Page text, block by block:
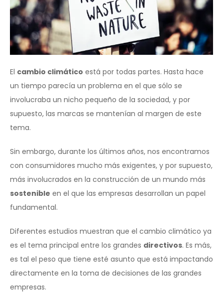
El cambio climático está por todas partes. Hasta hace
un tiempo parecía un problema en el que sólo se
involucraba un nicho pequeño de la sociedad, y por
supuesto, las marcas se mantenían al margen de este
tema.
Sin embargo, durante los últimos años, nos encontramos
con consumidores mucho más exigentes, y por supuesto,
más involucrados en la construcción de un mundo más
sostenible en el que las empresas desarrollan un papel
fundamental.
Diferentes estudios muestran que el cambio climático ya
es el tema principal entre los grandes directivos. Es más,
es tal el peso que tiene esté asunto que está impactando
directamente en la toma de decisiones de las grandes
empresas.